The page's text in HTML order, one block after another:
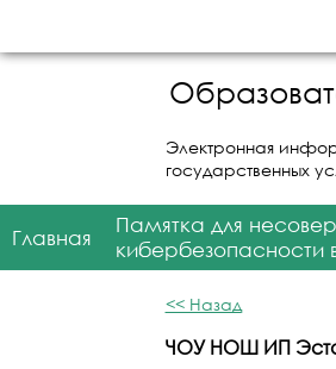
Электронная
государственных
Главная
Памятка для
кибербезопасности
<< Назад
ЧОУ НОШ ИП